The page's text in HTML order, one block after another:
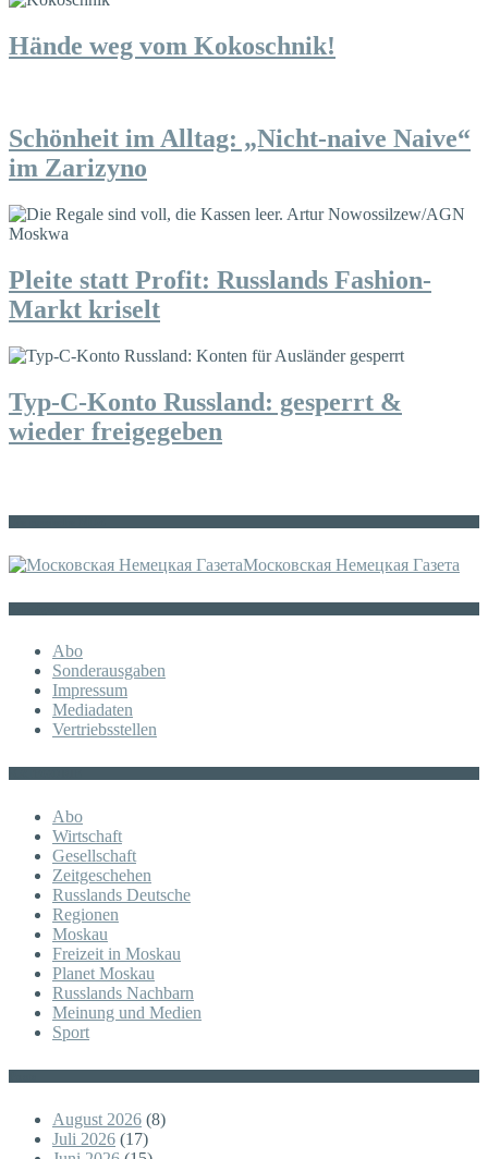
Hände weg vom Kokoschnik!
Schönheit im Alltag: „Nicht-naive Naive“
im Zarizyno
Pleite statt Profit: Russlands Fashion-
Markt kriselt
Typ-C-Konto Russland: gesperrt &
wieder freigegeben
Московская Немецкая Газета
Abo
Sonderausgaben
Impressum
Mediadaten
Vertriebsstellen
Abo
Wirtschaft
Gesellschaft
Zeitgeschehen
Russlands Deutsche
Regionen
Moskau
Freizeit in Moskau
Planet Moskau
Russlands Nachbarn
Meinung und Medien
Sport
August 2026 (8)
Juli 2026 (17)